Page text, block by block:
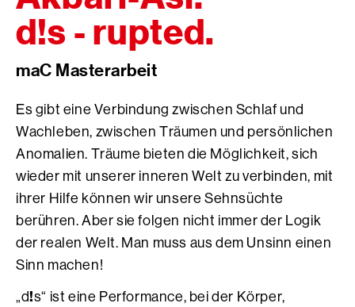
d!s - rupted.
maC Masterarbeit
Es gibt eine Verbindung zwischen Schlaf und
Wachleben, zwischen Träumen und persönlichen
Anomalien. Träume bieten die Möglichkeit, sich
wieder mit unserer inneren Welt zu verbinden, mit
ihrer Hilfe können wir unsere Sehnsüchte
berühren. Aber sie folgen nicht immer der Logik
der realen Welt. Man muss aus dem Unsinn einen
Sinn machen!
„d!s“ ist eine Performance, bei der Körper,